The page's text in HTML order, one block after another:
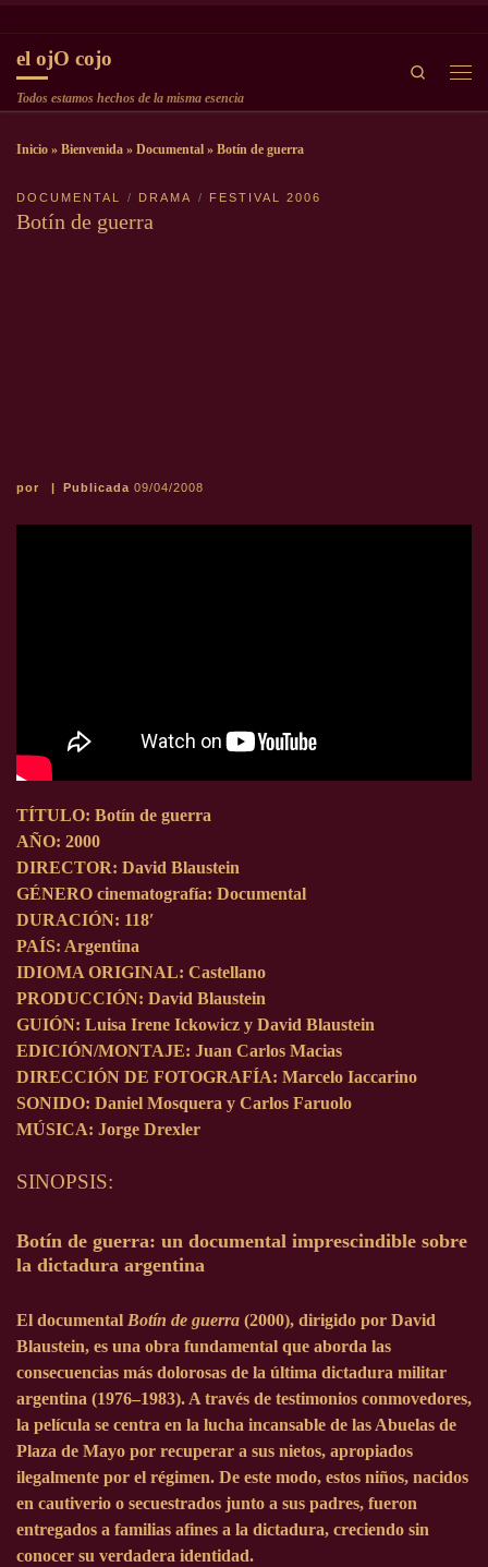
el ojO cojo
Todos estamos hechos de la misma esencia
Search
Inicio » Bienvenida » Documental » Botín de guerra
DOCUMENTAL DRAMA FESTIVAL 2006
Botín de guerra
por | Publicada 09/04/2008
TÍTULO: Botín de guerra
AÑO: 2000
DIRECTOR: David Blaustein
GÉNERO cinematografía: Documental
DURACIÓN: 118′
PAÍS: Argentina
IDIOMA ORIGINAL: Castellano
PRODUCCIÓN: David Blaustein
GUIÓN: Luisa Irene Ickowicz y David Blaustein
EDICIÓN/MONTAJE: Juan Carlos Macias
DIRECCIÓN DE FOTOGRAFÍA: Marcelo Iaccarino
SONIDO: Daniel Mosquera y Carlos Faruolo
MÚSICA: Jorge Drexler
SINOPSIS:
Botín de guerra: un documental imprescindible sobre
la dictadura argentina
El documental Botín de guerra (2000), dirigido por David
Blaustein, es una obra fundamental que aborda las
consecuencias más dolorosas de la última dictadura militar
argentina (1976–1983). A través de testimonios conmovedores,
la película se centra en la lucha incansable de las Abuelas de
Plaza de Mayo por recuperar a sus nietos, apropiados
ilegalmente por el régimen. De este modo, estos niños, nacidos
en cautiverio o secuestrados junto a sus padres, fueron
entregados a familias afines a la dictadura, creciendo sin
conocer su verdadera identidad.